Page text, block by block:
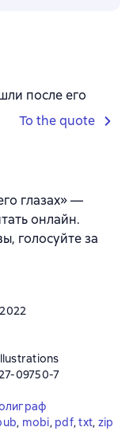
после его
To the quote
глазах» —
онлайн.
голосуйте за
09750-7
, mobi, pdf, txt, zip